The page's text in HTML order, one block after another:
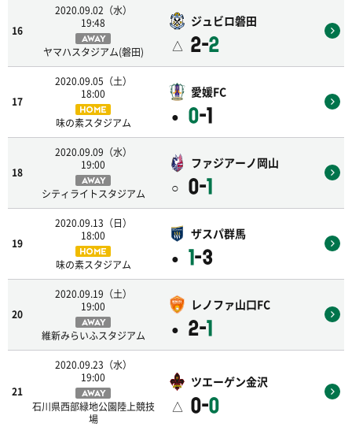
16
2020.09.02（水）
19:48
AWAY
ヤマハスタジアム(磐田)
ジュビロ磐田
△ 2-2
17
2020.09.05（土）
18:00
HOME
味の素スタジアム
愛媛FC
● 0-1
18
2020.09.09（水）
19:00
AWAY
シティライトスタジアム
ファジアーノ岡山
○ 0-1
19
2020.09.13（日）
18:00
HOME
味の素スタジアム
ザスパ群馬
● 1-3
20
2020.09.19（土）
19:00
AWAY
維新みらいふスタジアム
レノファ山口FC
● 2-1
21
2020.09.23（水）
19:00
AWAY
石川県西部緑地公園陸上競技
場
ツエーゲン金沢
△ 0-0